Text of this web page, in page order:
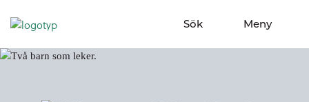
Sök
Visa sökfält Meny
Visa meny